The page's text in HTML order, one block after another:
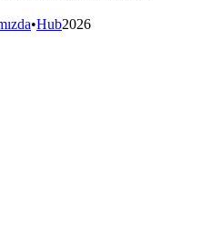
•Hub2026